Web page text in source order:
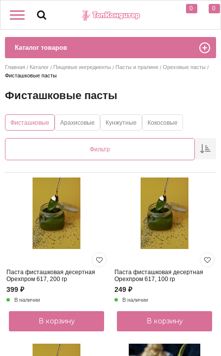
0 0
Каталог товаров
Главная Каталог Пищевые ингредиенты Пасты и пралине
Ореховые пасты
Фисташковые пасты
Фисташковые пасты
Фисташковые Арахисовые Кунжутные Кокосовые
Фильтр
Паста фисташковая десертная
Орехпром 617, 200 гр
399 ₽
В наличии
В корзину
Паста фисташковая десертная
Орехпром 617, 100 гр
249 ₽
В наличии
В корзину